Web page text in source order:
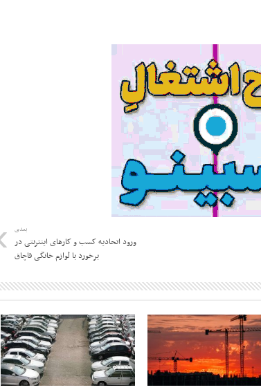
بعدی
ورود اتحادیه کسب و کارهای اینترنتی در
برخورد با لوازم خانگی قاچاق